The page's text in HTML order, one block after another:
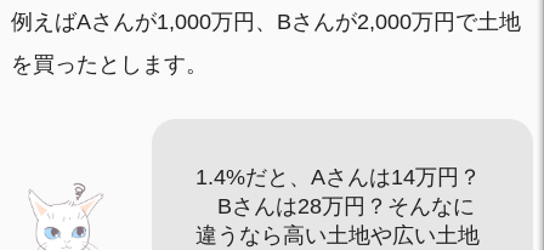
例えばAさんが1,000万円、Bさんが2,000万円で土地
を買ったとします。
1.4%だと、Aさんは14万円？
Bさんは28万円？そんなに
違うなら高い土地や広い土地